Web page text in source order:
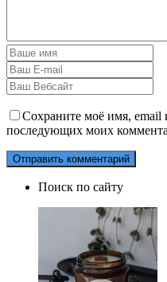
Сохраните моё имя, email
последующих моих
Поиск по сайту